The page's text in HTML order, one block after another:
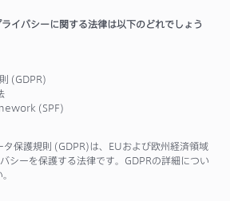
イバシーに関する法律は以下のどれでしょう
(GDPR)
(SPF)
タ保護規則 (GDPR)は、EUおよび欧州経済領域
シーを保護する法律です。GDPRの詳細につい